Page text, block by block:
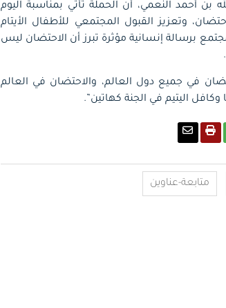
بن أحمد النعمي، أن الحملة تأتي بمناسبة اليوم
وتعزيز القبول المجتمعي للأطفال الأيتام
برسالة إنسانية مؤثرة تبرز أن الاحتضان ليس
في جميع دول العالم، والاحتضان في العالم
اليتيم في الجنة كهاتين”.
متابعة-عناوين